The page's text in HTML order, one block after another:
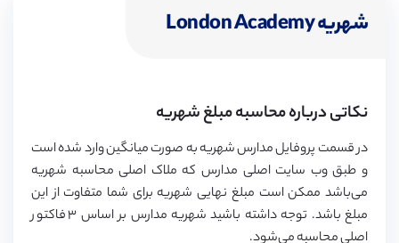
شهریه London Academy
نکاتی درباره محاسبه مبلغ شهریه
در قسمت پروفایل مدارس شهریه به صورت میانگین وارد شده است
و طبق وب سایت اصلی مدارس که ملاک اصلی محاسبه شهریه
می‌باشد ممکن است مبلغ نهایی شهریه برای شما متفاوت از این
مبلغ باشد. توجه داشته باشید شهریه مدارس بر اساس ۳ فاکتور
اصلی محاسبه می‌شود.